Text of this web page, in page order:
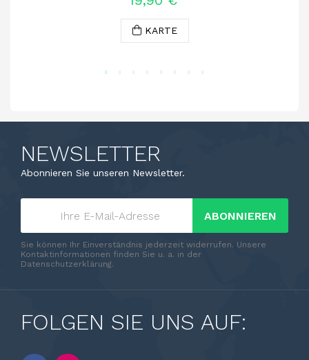
KARTE
NEWSLETTER
Abonnieren Sie unseren Newsletter.
ABONNIEREN
Sie können Ihr Einverständnis jederzeit widerrufen. Unsere
Kontaktinformationen finden Sie u. a. in der
Datenschutzerklärung.
FOLGEN SIE UNS AUF: